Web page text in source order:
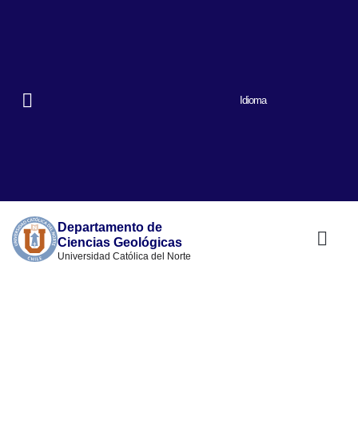
Idioma
Departamento de
Ciencias Geológicas
Universidad Católica del Norte